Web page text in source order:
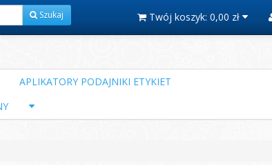
Szukaj Twój koszyk: 0,00 zł
APLIKATORY PODAJNIKI ETYKIET